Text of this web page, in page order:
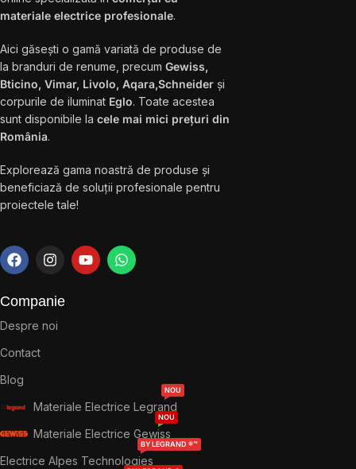
materiale electrice profesionale.
Aici găsești o gamă variată de produse de
la branduri de renume, precum Gewiss,
Bticino, Vimar, Livolo, Aqara,Schneider și
corpurile de iluminat Eglo. Toate acestea
sunt disponibile la cele mai mici prețuri din
România.
Explorează gama noastră de produse și
beneficiază de soluții profesionale pentru
proiectele tale!
Companie
Despre noi
Contact
Blog
Materiale Electrice Legrand
NOU
Materiale Electrice Gewiss
NOU
Electrice Alpes Technologies
BY LEGRAND ®™